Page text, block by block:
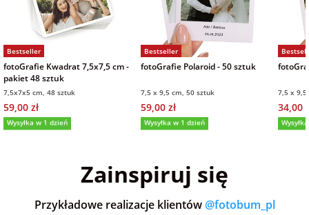
Bestseller
fotoGrafie Kwadrat 7,5x7,5 cm -
pakiet 48 sztuk
7,5x7x5 cm, 48 sztuk
59,00 zł
Wysyłka w 1 dzień
Bestseller
fotoGrafie Polaroid - 50 sztuk
7,5 x 9,5 cm, 50 sztuk
59,00 zł
Wysyłka w 1 dzień
7,5 x
34,00
Zainspiruj się
Przykładowe realizacje klientów @fotobum_pl